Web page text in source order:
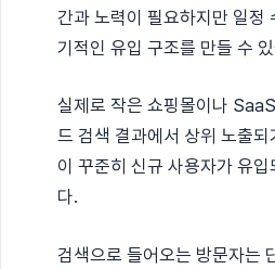
간과 노력이 필요하지만 일정
기적인 유입 구조를 만들 수
실제로 작은 쇼핑몰이나
드 검색 결과에서 상위 노출
이 꾸준히 신규 사용자가 유입
다.
검색으로 들어오는 방문자는